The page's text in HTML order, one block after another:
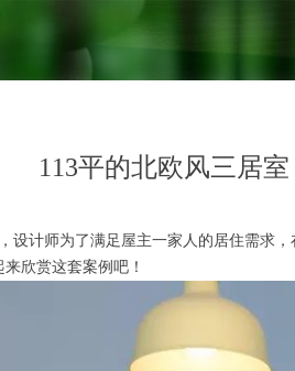
113平的北欧风三居
，设计师为了满足屋主一家人的居住需求
欣赏这套案例吧！